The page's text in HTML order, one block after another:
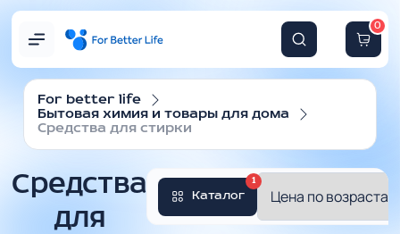
0
For better life
Бытовая химия и товары для дома
Средства для стирки
Средства
для
Каталог
1